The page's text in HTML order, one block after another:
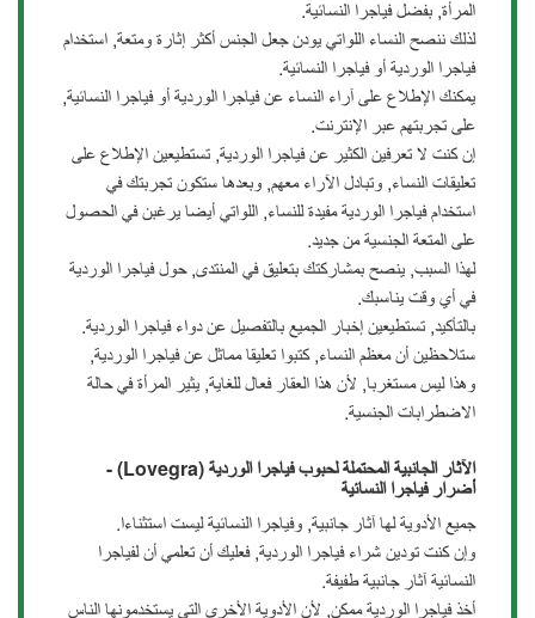
المرأة, بفضل فياجرا النسائية.
لذلك ننصح النساء اللواتي يودن جعل الجنس أكثر إثارة ومتعة, استخدام
فياجرا الوردية أو فياجرا النسائية.
يمكنك الإطلاع على آراء النساء عن فياجرا الوردية أو فياجرا النسائية,
على تجربتهم عبر الإنترنت.
إن كنت لا تعرفين الكثير عن فياجرا الوردية, تستطيعين الإطلاع على
تعليقات النساء, وتبادل الآراء معهم, وبعدها ستكون تجربتك في
استخدام فياجرا الوردية مفيدة للنساء, اللواتي أيضا يرغبن في الحصول
على المتعة الجنسية من جديد.
لهذا السبب, ينصح بمشاركتك بتعليق في المنتدى, حول فياجرا الوردية
في أي وقت يناسبك.
بالتأكيد, تستطيعين إخبار الجميع بالتفصيل عن دواء فياجرا الوردية.
ستلاحظين أن معظم النساء, كتبوا تعليقا مماثل عن فياجرا الوردية,
وهذا ليس مستغربا, لأن هذا العقار فعال للغاية, يثير المرأة في حالة
الاضطرابات الجنسية.
الآثار الجانبية المحتملة لحبوب فياجرا الوردية (Lovegra) -
أضرار فياجرا النسائية
جميع الأدوية لها آثار جانبية, وفياجرا النسائية ليست استثناءا.
وإن كنت تودين شراء فياجرا الوردية, فعليك أن تعلمي أن لفياجرا
النسائية آثار جانبية طفيفة.
أخذ فياجرا الوردية ممكن, لأن الأدوية الأخرى التي يستخدمونها الناس